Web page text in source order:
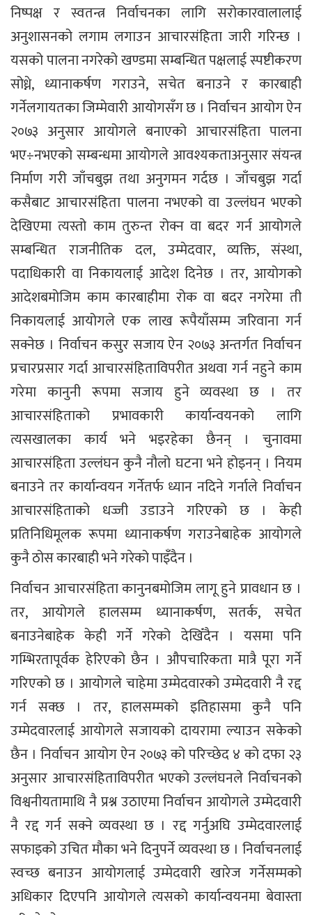
निष्पक्ष र स्वतन्त्र निर्वाचनका लागि सरोकारवालालाई
अनुशासनको लगाम लगाउन आचारसंहिता जारी गरिन्छ ।
यसको पालना नगरेको खण्डमा सम्बन्धित पक्षलाई स्पष्टीकरण
सोध्ने, ध्यानाकर्षण गराउने, सचेत बनाउने र कारबाही
गर्नेलगायतका जिम्मेवारी आयोगसँग छ । निर्वाचन आयोग ऐन
२०७३ अनुसार आयोगले बनाएको आचारसंहिता पालना
भए÷नभएको सम्बन्धमा आयोगले आवश्यकताअनुसार संयन्त्र
निर्माण गरी जाँचबुझ तथा अनुगमन गर्दछ । जाँचबुझ गर्दा
कसैबाट आचारसंहिता पालना नभएको वा उल्लंघन भएको
देखिएमा त्यस्तो काम तुरुन्त रोक्न वा बदर गर्न आयोगले
सम्बन्धित राजनीतिक दल, उम्मेदवार, व्यक्ति, संस्था,
पदाधिकारी वा निकायलाई आदेश दिनेछ । तर, आयोगको
आदेशबमोजिम काम कारबाहीमा रोक वा बदर नगरेमा ती
निकायलाई आयोगले एक लाख रूपैयाँसम्म जरिवाना गर्न
सक्नेछ । निर्वाचन कसुर सजाय ऐन २०७३ अन्तर्गत निर्वाचन
प्रचारप्रसार गर्दा आचारसंहिताविपरीत अथवा गर्न नहुने काम
गरेमा कानुनी रूपमा सजाय हुने व्यवस्था छ । तर
आचारसंहिताको प्रभावकारी कार्यान्वयनको लागि
त्यसखालका कार्य भने भइरहेका छैनन् । चुनावमा
आचारसंहिता उल्लंघन कुनै नौलो घटना भने होइनन् । नियम
बनाउने तर कार्यान्वयन गर्नेतर्फ ध्यान नदिने गर्नाले निर्वाचन
आचारसंहिताको धज्जी उडाउने गरिएको छ । केही
प्रतिनिधिमूलक रूपमा ध्यानाकर्षण गराउनेबाहेक आयोगले
कुनै ठोस कारबाही भने गरेको पाइँदैन ।
निर्वाचन आचारसंहिता कानुनबमोजिम लागू हुने प्रावधान छ ।
तर, आयोगले हालसम्म ध्यानाकर्षण, सतर्क, सचेत
बनाउनेबाहेक केही गर्ने गरेको देखिँदैन । यसमा पनि
गम्भिरतापूर्वक हेरिएको छैन । औपचारिकता मात्रै पूरा गर्ने
गरिएको छ । आयोगले चाहेमा उम्मेदवारको उम्मेदवारी नै रद्द
गर्न सक्छ । तर, हालसम्मको इतिहासमा कुनै पनि
उम्मेदवारलाई आयोगले सजायको दायरामा ल्याउन सकेको
छैन । निर्वाचन आयोग ऐन २०७३ को परिच्छेद ४ को दफा २३
अनुसार आचारसंहिताविपरीत भएको उल्लंघनले निर्वाचनको
विश्वनीयतामाथि नै प्रश्न उठाएमा निर्वाचन आयोगले उम्मेदवारी
नै रद्द गर्न सक्ने व्यवस्था छ । रद्द गर्नुअघि उम्मेदवारलाई
सफाइको उचित मौका भने दिनुपर्ने व्यवस्था छ । निर्वाचनलाई
स्वच्छ बनाउन आयोगलाई उम्मेदवारी खारेज गर्नेसम्मको
अधिकार दिएपनि आयोगले त्यसको कार्यान्वयनमा बेवास्ता